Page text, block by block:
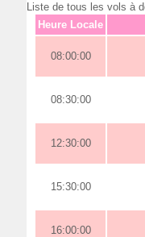
Liste de tous les vols à
Heure Locale
08:00:00
08:30:00
12:30:00
15:30:00
16:00:00